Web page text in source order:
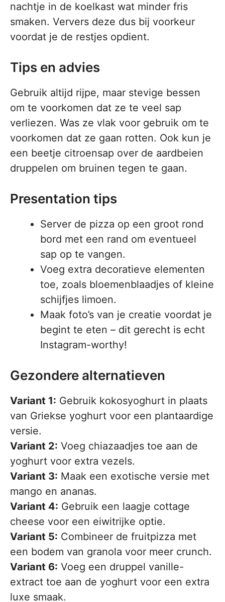
nachtje in de koelkast wat minder fris
smaken. Ververs deze dus bij voorkeur
voordat je de restjes opdient.
Tips en advies
Gebruik altijd rijpe, maar stevige bessen
om te voorkomen dat ze te veel sap
verliezen. Was ze vlak voor gebruik om te
voorkomen dat ze gaan rotten. Ook kun je
een beetje citroensap over de aardbeien
druppelen om bruinen tegen te gaan.
Presentation tips
Server de pizza op een groot rond
bord met een rand om eventueel
sap op te vangen.
Voeg extra decoratieve elementen
toe, zoals bloemenblaadjes of kleine
schijfjes limoen.
Maak foto’s van je creatie voordat je
begint te eten – dit gerecht is echt
Instagram-worthy!
Gezondere alternatieven
Variant 1: Gebruik kokosyoghurt in plaats
van Griekse yoghurt voor een plantaardige
versie.
Variant 2: Voeg chiazaadjes toe aan de
yoghurt voor extra vezels.
Variant 3: Maak een exotische versie met
mango en ananas.
Variant 4: Gebruik een laagje cottage
cheese voor een eiwitrijke optie.
Variant 5: Combineer de fruitpizza met
een bodem van granola voor meer crunch.
Variant 6: Voeg een druppel vanille-
extract toe aan de yoghurt voor een extra
luxe smaak.